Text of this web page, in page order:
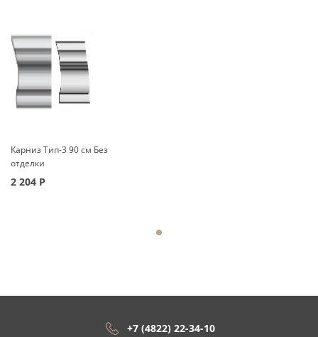
Карниз Тип-3 90 см Без
отделки
2 204 Р
+7 (4822) 22-34-10